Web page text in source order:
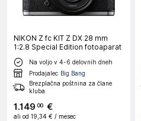
NIKON Z fc KIT Z DX 28 mm
1:2.8 Special Edition fotoaparat
Na voljo v 4-6 delovnih dneh
Prodajalec Big Bang
Brezplačna poštnina za člane
kluba
1 .149 00 €
ali od 19,34 € / mesec